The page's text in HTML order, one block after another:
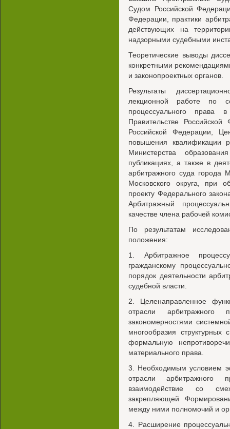
Судом Российской
Федерации, практики
действующих на
надзорными судебными
Теоретические выводы
конкретными
и законопроектных органов.
Результаты
лекционной работе по
процессуального права
Правительстве
Российской Федерации,
повышения квалификации
Министерства
публикациях, а также в
арбитражного суда города
Московского округа, при
проекту Федерального
Арбитражный
качестве члена рабочей
По результатам
положения:
1. Арбитражное
гражданскому
порядок деятельности
судебной власти.
2. Целенаправленное
отрасли арбитражного
закономерностями
многообразия структурных
формальную
материального права.
3. Необходимым условием
отрасли арбитражного
взаимодействие со
закрепляющей
между ними полномочий и
4. Расширение